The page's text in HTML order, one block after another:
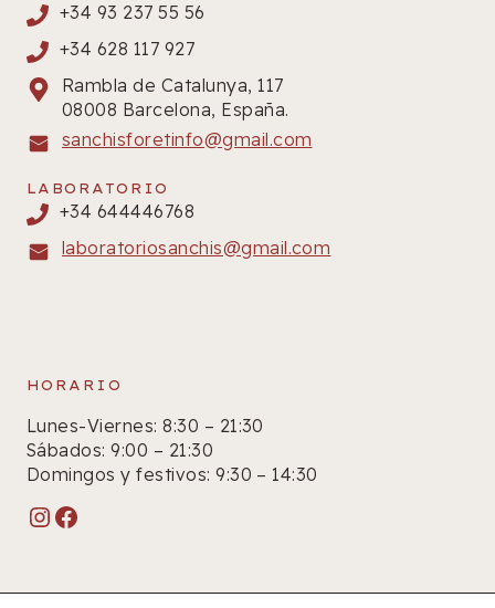
+34 93 237 55 56
+34 628 117 927
Rambla de Catalunya, 117
08008 Barcelona, España.
sanchisforetinfo@gmail.com
LABORATORIO
+34 644446768
laboratoriosanchis@gmail.com
HORARIO
Lunes-Viernes: 8:30 – 21:30
Sábados: 9:00 – 21:30
Domingos y festivos: 9:30 – 14:30
Instagram
Facebook